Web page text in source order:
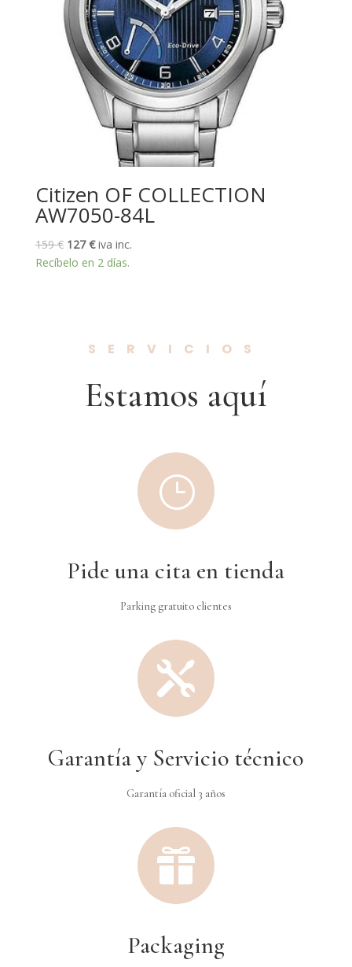
Citizen OF COLLECTION
AW7050-84L
159€ El
precio
127€El
precio
iva inc.
Recíbelo en 2 días.
SERVICIOS
Estamos aquí
}
Pide una cita en tienda
Parking gratuito clientes

Garantía y Servicio técnico
Garantía oficial 3 años

Packaging